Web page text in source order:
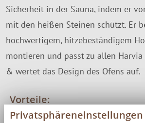
Sicherheit in der Sauna, indem er
mit den heißen Steinen schützt. Er
hochwertigem, hitzebeständigem
montieren und passt zu allen
& wertet das Design des Ofens auf.
Vorteile:
mehr Sicherheit bei der
Privatsphäreneinstellungen